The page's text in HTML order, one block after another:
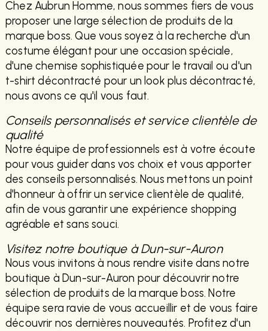
Chez Aubrun Homme, nous sommes fiers de vous
proposer une large sélection de produits de la
marque boss. Que vous soyez à la recherche d'un
costume élégant pour une occasion spéciale,
d'une chemise sophistiquée pour le travail ou d'un
t-shirt décontracté pour un look plus décontracté,
nous avons ce qu'il vous faut.
Conseils personnalisés et service clientèle de
qualité
Notre équipe de professionnels est à votre écoute
pour vous guider dans vos choix et vous apporter
des conseils personnalisés. Nous mettons un point
d'honneur à offrir un service clientèle de qualité,
afin de vous garantir une expérience shopping
agréable et sans souci.
Visitez notre boutique à Dun-sur-Auron
Nous vous invitons à nous rendre visite dans notre
boutique à Dun-sur-Auron pour découvrir notre
sélection de produits de la marque boss. Notre
équipe sera ravie de vous accueillir et de vous faire
découvrir nos dernières nouveautés. Profitez d'un